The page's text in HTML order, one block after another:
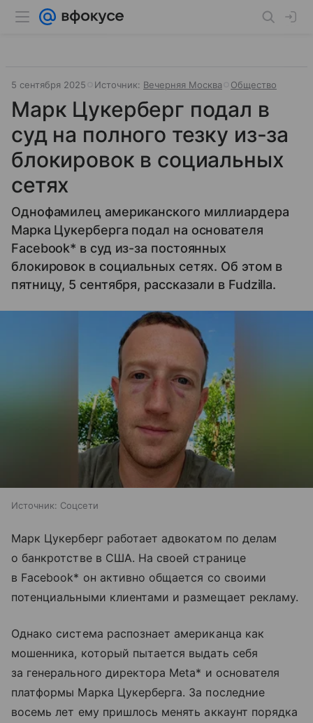
5 сентября 2025 Источник: Вечерняя Москва Общество
Марк Цукерберг подал в
суд на полного тезку из-за
блокировок в социальных
сетях
Однофамилец американского миллиардера
Марка Цукерберга подал на основателя
Facebook* в суд из-за постоянных
блокировок в социальных сетях. Об этом в
пятницу, 5 сентября, рассказали в Fudzilla.
Источник: Соцсети
Марк Цукерберг работает адвокатом по делам
о банкротстве в США. На своей странице
в Facebook* он активно общается со своими
потенциальными клиентами и размещает рекламу.
Однако система распознает американца как
мошенника, который пытается выдать себя
за генерального директора Meta* и основателя
платформы Марка Цукерберга. За последние
восемь лет ему пришлось менять аккаунт порядка